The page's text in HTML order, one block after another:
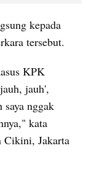
kepada
tersebut.
KPK
jauh',
saya nggak
kata
Cikini, Jakarta